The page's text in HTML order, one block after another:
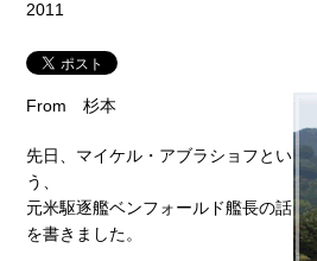
2011
From 杉本
先日、マイケル・アブラショフとい
う、
元米駆逐艦ベンフォールド艦長の話
を書きました。